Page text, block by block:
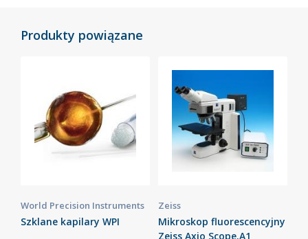
Produkty powiązane
World Precision Instruments
Szklane kapilary WPI
Zeiss
Mikroskop fluorescencyjny
Zeiss Axio Scope.A1